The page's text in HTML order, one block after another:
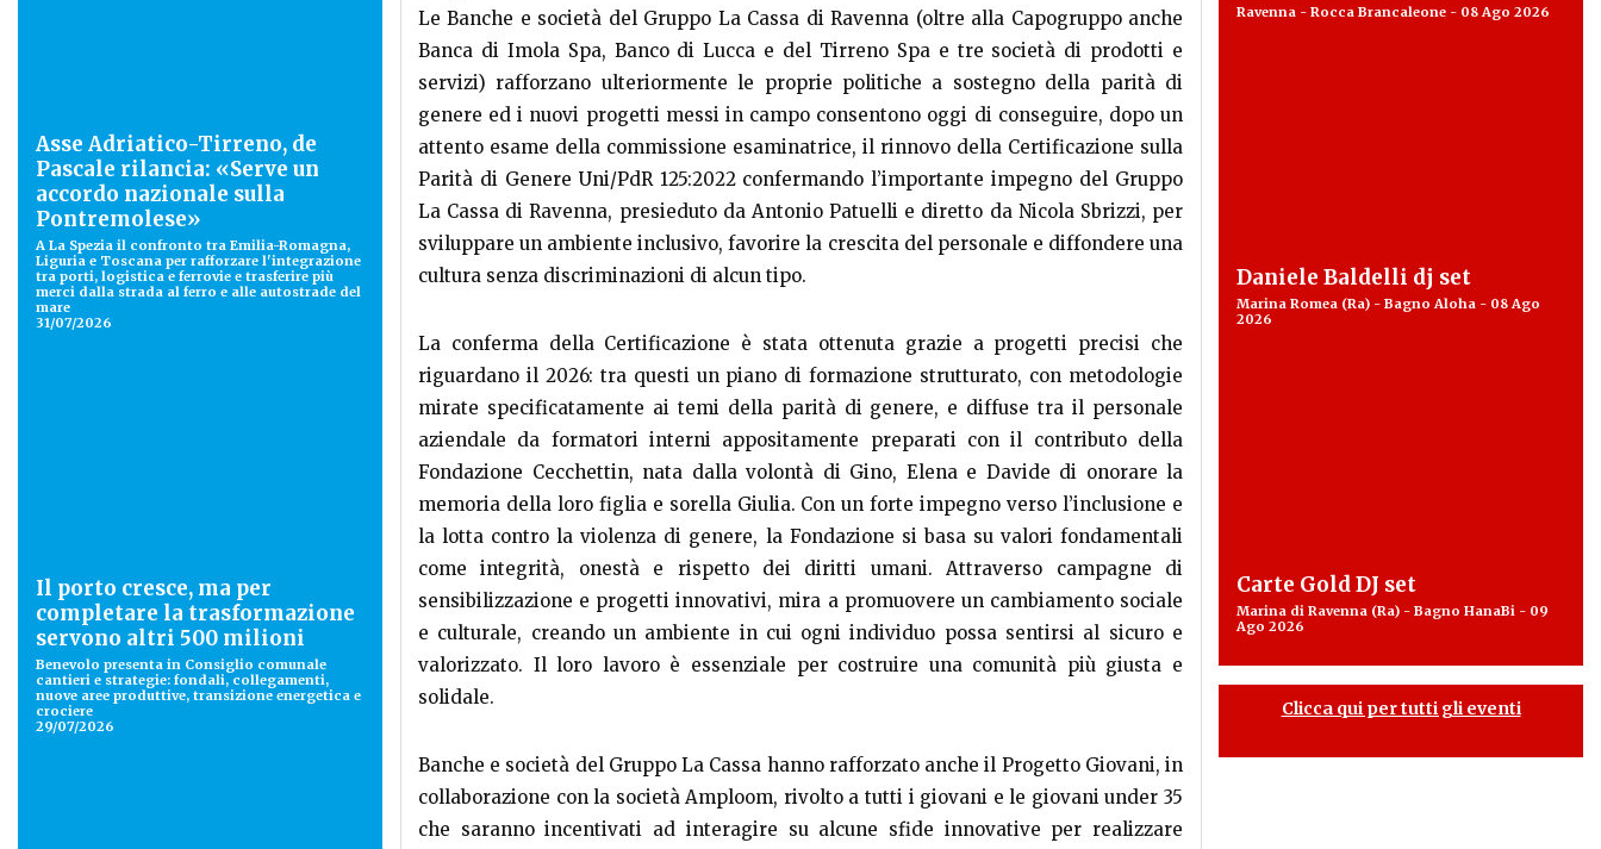
Asse Adriatico-Tirreno, de
Pascale rilancia: «Serve un
accordo nazionale sulla
Pontremolese»
A La Spezia il confronto tra Emilia-Romagna,
Liguria e Toscana per rafforzare l'integrazione
tra porti, logistica e ferrovie e trasferire più
merci dalla strada al ferro e alle autostrade del
mare
31/07/2026
Il porto cresce, ma per
completare la trasformazione
servono altri 500 milioni
Benevolo presenta in Consiglio comunale
cantieri e strategie: fondali, collegamenti,
nuove aree produttive, transizione energetica e
crociere
29/07/2026
Le Banche e società del Gruppo La Cassa di Ravenna (oltre alla Capogruppo anche
Banca di Imola Spa, Banco di Lucca e del Tirreno Spa e tre società di prodotti e
servizi) rafforzano ulteriormente le proprie politiche a sostegno della parità di
genere ed i nuovi progetti messi in campo consentono oggi di conseguire, dopo un
attento esame della commissione esaminatrice, il rinnovo della Certificazione sulla
Parità di Genere Uni/PdR 125:2022 confermando l’importante impegno del Gruppo
La Cassa di Ravenna, presieduto da Antonio Patuelli e diretto da Nicola Sbrizzi, per
sviluppare un ambiente inclusivo, favorire la crescita del personale e diffondere una
cultura senza discriminazioni di alcun tipo.
La conferma della Certificazione è stata ottenuta grazie a progetti precisi che
riguardano il 2026: tra questi un piano di formazione strutturato, con metodologie
mirate specificatamente ai temi della parità di genere, e diffuse tra il personale
aziendale da formatori interni appositamente preparati con il contributo della
Fondazione Cecchettin, nata dalla volontà di Gino, Elena e Davide di onorare la
memoria della loro figlia e sorella Giulia. Con un forte impegno verso l’inclusione e
la lotta contro la violenza di genere, la Fondazione si basa su valori fondamentali
come integrità, onestà e rispetto dei diritti umani. Attraverso campagne di
sensibilizzazione e progetti innovativi, mira a promuovere un cambiamento sociale
e culturale, creando un ambiente in cui ogni individuo possa sentirsi al sicuro e
valorizzato. Il loro lavoro è essenziale per costruire una comunità più giusta e
solidale.
Banche e società del Gruppo La Cassa hanno rafforzato anche il Progetto Giovani, in
collaborazione con la società Amploom, rivolto a tutti i giovani e le giovani under 35
che saranno incentivati ad interagire su alcune sfide innovative per realizzare
Ravenna - Rocca Brancaleone - 08 Ago 2026
Daniele Baldelli dj set
Marina Romea (Ra) - Bagno Aloha - 08 Ago
2026
Carte Gold DJ set
Marina di Ravenna (Ra) - Bagno HanaBi - 09
Ago 2026
Clicca qui per tutti gli eventi